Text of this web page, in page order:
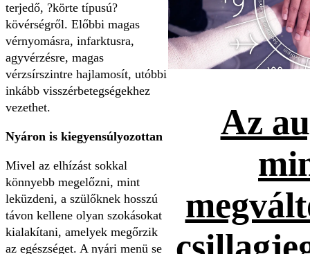
terjedő, ?körte típusú?
kövérségről. Előbbi magas
vérnyomásra, infarktusra,
agyvérzésre, magas
vérzsírszintre hajlamosít, utóbbi
inkább visszérbetegségekhez
vezethet.
Nyáron is kiegyensúlyozottan
Mivel az elhízást sokkal
könnyebb megelőzni, mint
leküzdeni, a szülőknek hosszú
távon kellene olyan szokásokat
kialakítani, amelyek megőrzik
az egészséget. A nyári menü se
Az